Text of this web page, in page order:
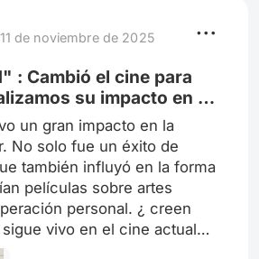
entre el
11 de noviembre de 2025
: Cambió el cine para
su impacto en la
un gran impacto en la
No solo fue un éxito de
también influyó en la forma
películas sobre artes
personal. ¿ creen
vivo en el cine actual?
de la película La hicieron